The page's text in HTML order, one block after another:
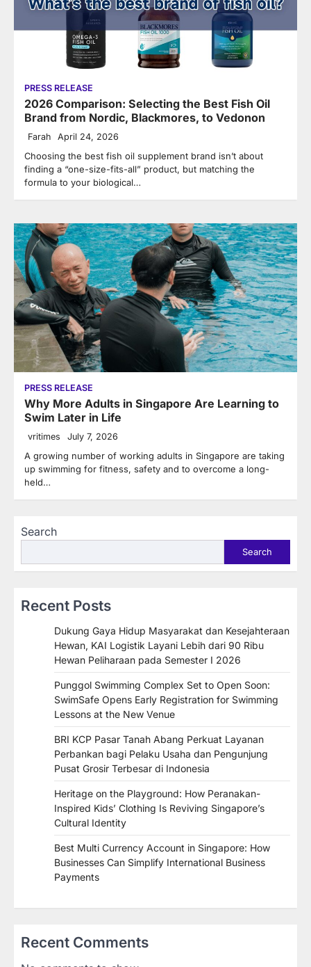
PRESS RELEASE
2026 Comparison: Selecting the Best Fish Oil
Brand from Nordic, Blackmores, to Vedonon
Farah April 24, 2026
Choosing the best fish oil supplement brand isn’t about
finding a “one-size-fits-all” product, but matching the
formula to your biological…
PRESS RELEASE
Why More Adults in Singapore Are Learning to
Swim Later in Life
vritimes July 7, 2026
A growing number of working adults in Singapore are taking
up swimming for fitness, safety and to overcome a long-
held…
Search
Search
Recent Posts
Dukung Gaya Hidup Masyarakat dan Kesejahteraan
Hewan, KAI Logistik Layani Lebih dari 90 Ribu
Hewan Peliharaan pada Semester I 2026
Punggol Swimming Complex Set to Open Soon:
SwimSafe Opens Early Registration for Swimming
Lessons at the New Venue
BRI KCP Pasar Tanah Abang Perkuat Layanan
Perbankan bagi Pelaku Usaha dan Pengunjung
Pusat Grosir Terbesar di Indonesia
Heritage on the Playground: How Peranakan-
Inspired Kids’ Clothing Is Reviving Singapore’s
Cultural Identity
Best Multi Currency Account in Singapore: How
Businesses Can Simplify International Business
Payments
Recent Comments